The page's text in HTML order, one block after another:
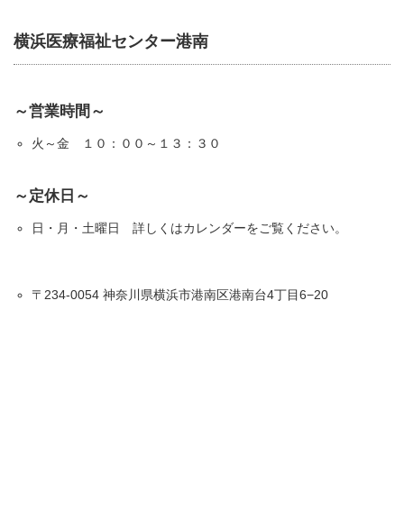
横浜医療福祉センター港南
～営業時間～
火～金 １０：００～１３：３０
～定休日～
日・月・土曜日 詳しくはカレンダーをご覧ください。
〒234-0054 神奈川県横浜市港南区港南台4丁目6−20